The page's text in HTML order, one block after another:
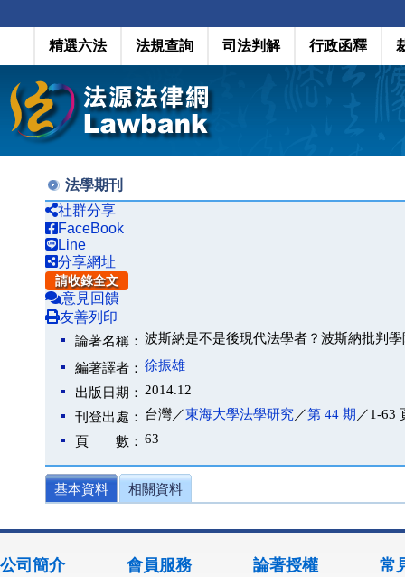
精選六法 法規查詢 司法判解 行政函釋
法學期刊
社群分享
FaceBook
Line
分享網址
請收錄全文
意見回饋
友善列印
論著名稱： 波斯納是不是後現代法學者？波斯納批判
編著譯者： 徐振雄
出版日期： 2014.12
刊登出處： 台灣／東海大學法學研究／第 44 期 ／1-63
頁 數： 63
基本資料 相關資料
公司簡介 會員服務 論著授權 常